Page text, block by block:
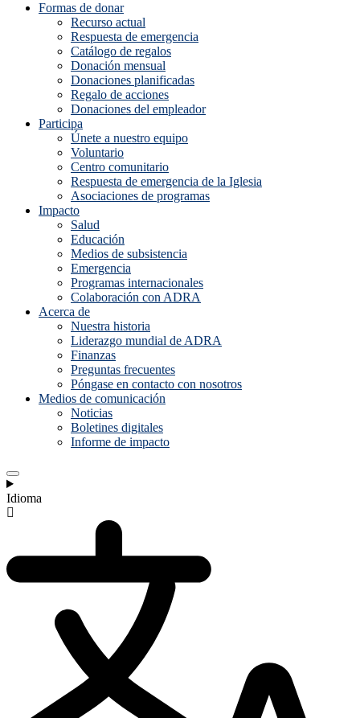
Formas de donar
Recurso actual
Respuesta de emergencia
Catálogo de regalos
Donación mensual
Donaciones planificadas
Regalo de acciones
Donaciones del empleador
Participa
Únete a nuestro equipo
Voluntario
Centro comunitario
Respuesta de emergencia de la Iglesia
Asociaciones de programas
Impacto
Salud
Educación
Medios de subsistencia
Emergencia
Programas internacionales
Colaboración con ADRA
Acerca de
Nuestra historia
Liderazgo mundial de ADRA
Finanzas
Preguntas frecuentes
Póngase en contacto con nosotros
Medios de comunicación
Noticias
Boletines digitales
Informe de impacto
Idioma